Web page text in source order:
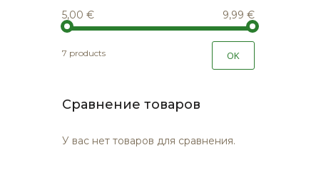
5,00 € 9,99 €
7 products OK
Сравнение товаров
У вас нет товаров для сравнения.